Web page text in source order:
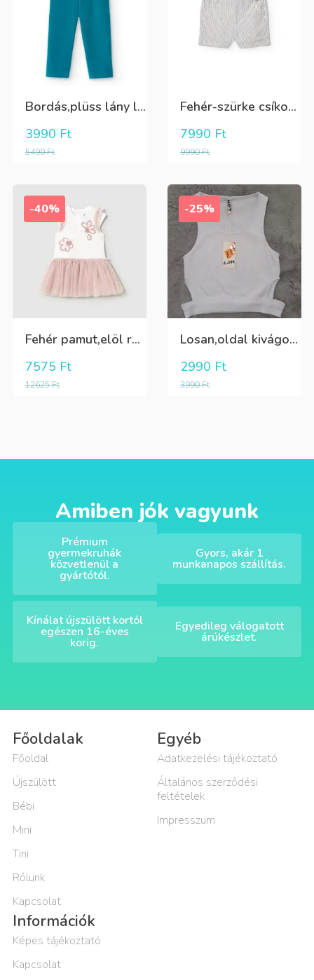
Bordás,plüss lány leggings zöldeskék
5490Ft
3990 Ft
Fehér-szürke csíkos,elegáns,fiú vászon rövidnadrág
9990Ft
7990 Ft
-40%
Fehér pamut,elöl rátűzött virággal,vállon és a szoknya része pöttyös tüll,egybe ruha
12625Ft
7575 Ft
-25%
Losan,oldal kivágott,alul passzés rövid lány trikó,póló
3990Ft
2990 Ft
Amiben jók vagyunk
Prémium
gyermekruhák
közvetlenül a
gyártótól.
Gyors, akár 1
munkanapos szállítás.
Kínálat újszülött kortól
egészen 16-éves
korig.
Egyedileg válogatott
árúkészlet.
Főoldalak
Főoldal
Újszülött
Bébi
Mini
Tini
Rólunk
Kapcsolat
Egyéb
Adatkezelési tájékoztató
Általános szerződési
feltételek
Impresszum
Információk
Képes tájékoztató
Kapcsolat